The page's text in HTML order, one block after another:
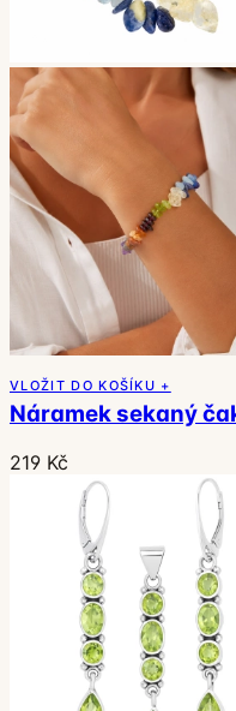
VLOŽIT DO KOŠÍKU +
Náramek sekaný
219 Kč